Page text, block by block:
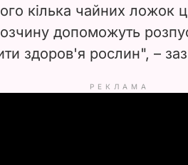
кілька чайних ложок
допоможуть
здоров'я рослин", –
РЕКЛАМА